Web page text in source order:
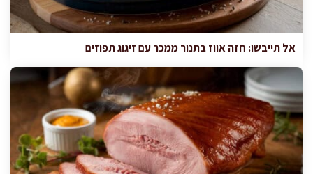
אל תייבשו: חזה אווז בתנור ממכר עם זיגוג תפוזים